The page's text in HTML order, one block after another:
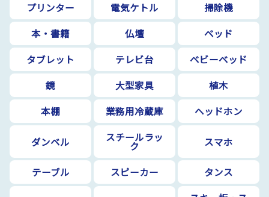
プリンター
電気ケトル
掃除機
本・書籍
仏壇
ベッド
タブレット
テレビ台
ベビーベッド
鏡
大型家具
植木
本棚
業務用冷蔵庫 ヘッドホン
ダンベル スチールラッ
ク スマホ
テーブル スピーカー タンス